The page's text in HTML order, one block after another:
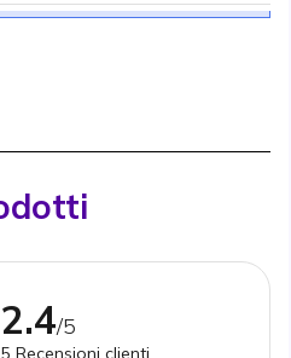
2.4/5
5 Recensioni clienti